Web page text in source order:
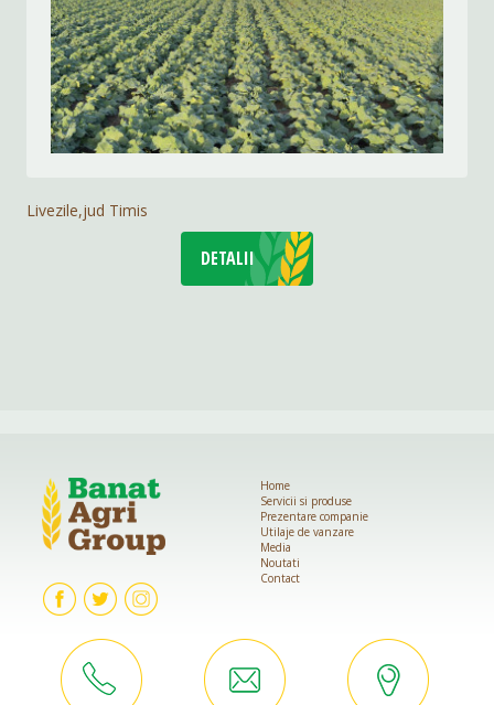
Livezile,jud Timis
DETALII
Home
Servicii si produse
Prezentare companie
Utilaje de vanzare
Media
Noutati
Contact